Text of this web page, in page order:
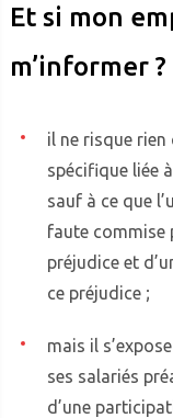
Et si mon
m’informer ?
il ne risque rien
spécifique liée
sauf à ce que
faute commise
préjudice et
ce préjudice ;
mais il
ses salariés
d’une